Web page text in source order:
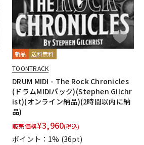
新品 送料無料
TOONTRACK
DRUM MIDI - The Rock Chronicles
(ドラムMIDIパック)(Stephen Gilchr
ist)(オンライン納品)(2時間以内に納
品)
販売価格¥3,960(税込)
ポイント：1% (36pt)